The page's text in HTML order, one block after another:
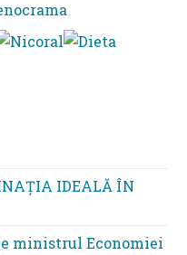
IDEALĂ ÎN
ministrul Economiei